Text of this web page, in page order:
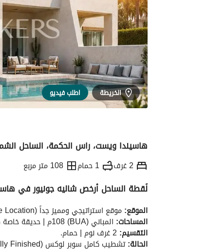
الخريطة اطلب فيديو
هاسيندا ويست، راس الحكمة، الساحل
2 غرف 1 حمام 108 متر مربع
لُقطة الساحل أرخص شاليه جونيور في هاسيندا
الموقع: موقع استراتيجي ومميز جداً (Ultra Prime Location) بقلب هاسيندا.
المساحات: المباني (BUA) 108م | حديقة خاصة ضخمة (Private Garden) 270م.
التقسيم:
الحالة: تشطيب كامل سوبر لوكس (Fully Finished) | جاهز للاستلام الفوري (Immediate Delivery).